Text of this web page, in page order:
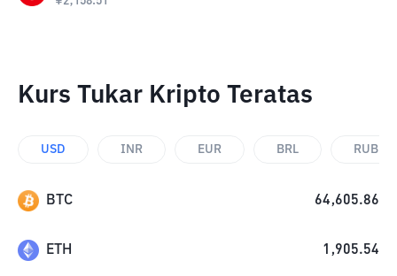
Kurs Tukar Kripto Teratas
USD INR EUR BRL RUB
BTC 64,605.86
ETH 1,905.54